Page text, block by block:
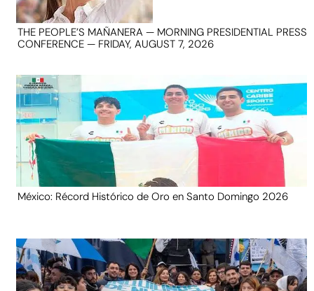
THE PEOPLE’S MAÑANERA — MORNING PRESIDENTIAL PRESS
CONFERENCE — FRIDAY, AUGUST 7, 2026
México: Récord Histórico de Oro en Santo Domingo 2026